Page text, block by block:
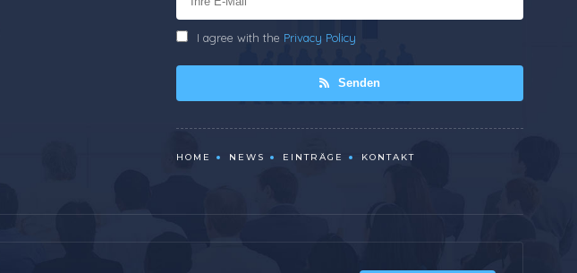
I agree with the Privacy Policy
Senden
HOME NEWS EINTRÄGE KONTAKT